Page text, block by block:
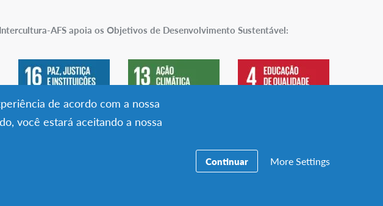
AFS apoia os Objetivos de Desenvolvimento Sustentável:
de acordo com a nossa
você estará aceitando a nossa
Continuar More Settings